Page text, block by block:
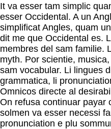
It va esser tam simplic
esser Occidental. A un
simplificat Angles, quam
dit me que Occidental es.
membres del sam familie.
myth. Por scientie,
sam vocabular. Li lingues
grammatica, li
Omnicos directe al
On refusa continuar payar
solmen va esser necessi
pronunciation e plu